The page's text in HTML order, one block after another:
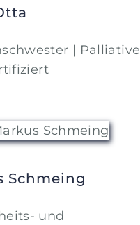
| Palliative
Schmeing
und